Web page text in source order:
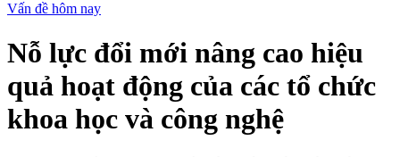
Vấn đề hôm nay
Nỗ lực đổi mới nâng cao hiệu
quả hoạt động của các tổ chức
khoa học và công nghệ